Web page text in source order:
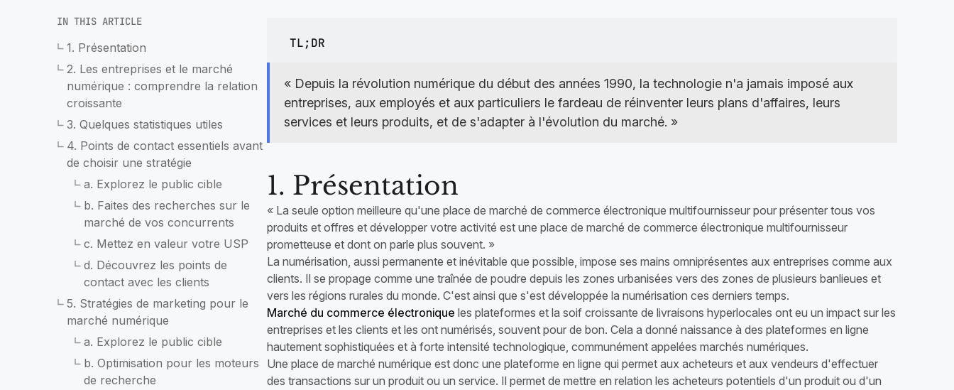
Gestion automatique des livraisons
Créez une application dédiée à la
pharmacie et à la livraison de
médicaments pour des magasins
indépendants ou des chaînes
IN THIS ARTICLE
1. Présentation
2. Les entreprises et le marché
numérique : comprendre la relation
croissante
3. Quelques statistiques utiles
4. Points de contact essentiels avant
de choisir une stratégie
a. Explorez le public cible
b. Faites des recherches sur le
marché de vos concurrents
c. Mettez en valeur votre USP
d. Découvrez les points de
contact avec les clients
5. Stratégies de marketing pour le
marché numérique
a. Explorez le public cible
b. Optimisation pour les moteurs
de recherche
TL;DR
« Depuis la révolution numérique du début des années 1990, la technologie n'a jamais imposé aux
entreprises, aux employés et aux particuliers le fardeau de réinventer leurs plans d'affaires, leurs
services et leurs produits, et de s'adapter à l'évolution du marché. »
1. Présentation
« La seule option meilleure qu'une place de marché de commerce électronique multifournisseur pour présenter tous vos
produits et offres et développer votre activité est une place de marché de commerce électronique multifournisseur
prometteuse et dont on parle plus souvent. »
La numérisation, aussi permanente et inévitable que possible, impose ses mains omniprésentes aux entreprises comme aux
clients. Il se propage comme une traînée de poudre depuis les zones urbanisées vers des zones de plusieurs banlieues et
vers les régions rurales du monde. C'est ainsi que s'est développée la numérisation ces derniers temps.
Marché du commerce électronique les plateformes et la soif croissante de livraisons hyperlocales ont eu un impact sur les
entreprises et les clients et les ont numérisés, souvent pour de bon. Cela a donné naissance à des plateformes en ligne
hautement sophistiquées et à forte intensité technologique, communément appelées marchés numériques.
Une place de marché numérique est donc une plateforme en ligne qui permet aux acheteurs et aux vendeurs d'effectuer
des transactions sur un produit ou un service. Il permet de mettre en relation les acheteurs potentiels d'un produit ou d'un